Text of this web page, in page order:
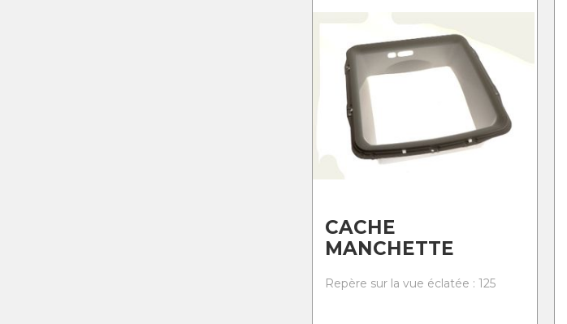
CACHE
MANCHETTE
Repère sur la vue éclatée : 125